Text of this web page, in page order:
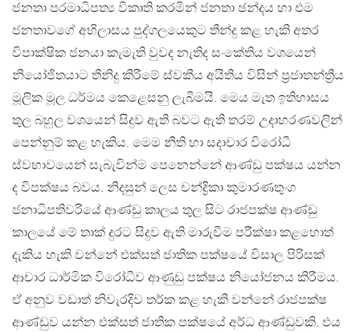
ජනතා පරමාධිපත්‍ය විකෘති කරමින් ජනතා ඡන්දය හා එම
ජනතාවගේ අභිලාසය පුද්ගලයෙකුට තීන්දු කළ හැකි අතර
විපාක්ෂික ජනයා කැමැති වුවද නැතිද සංකේතිය වශයෙන්
නියෝජිතයාට තීනිදු කිරීමේ ස්වකීය අයිතිය විසින් ප්‍රජාතන්ත්‍රීය
මූලික මූල ධර්මය කෙළෙසනු ලැබීමයි. මෙය මැත ඉතිහාසය
තුල බහුල වශයෙන් සිදුව ඇති බවට ඇති තරම් උදාහරණවලින්
පෙන්නුම් කළ හැකිය. මෙම නීති හා සදාචාර විරෝධී
ස්වභාවයෙන් සැබැවින්ම පෙනෙන්නේ ආණ්ඩු පක්ෂය යන්න
ද විපක්ෂය බවය. නිදසුන් ලෙස චන්ද්‍රිකා කුමාරණතුංග
ජනාධිපතිවරියේ ආණ්ඩු කාලය තුල සිට රාජපක්ෂ ආණ්ඩු
කාලයේ මේ තාක් දුරට සිදුව ඇති මාරුවීම පරීක්ෂා කළහොත්
දැකිය හැකි වන්නේ එක්සත් ජාතික පක්ෂයේ විසාල පිරිසක්
ආචාර ධාර්මික විරෝධීව ආණුඩු පක්ෂය නියෝජනය කිරීමය.
ඒ අනුව වඩාත් නිවැරදිව තර්ක කළ හැකි වන්නේ රාජපක්ෂ
ආණ්ඩුව යන්න එක්සත් ජාතික පක්ෂයේ අර්ධ ආණ්ඩුවකි. එය